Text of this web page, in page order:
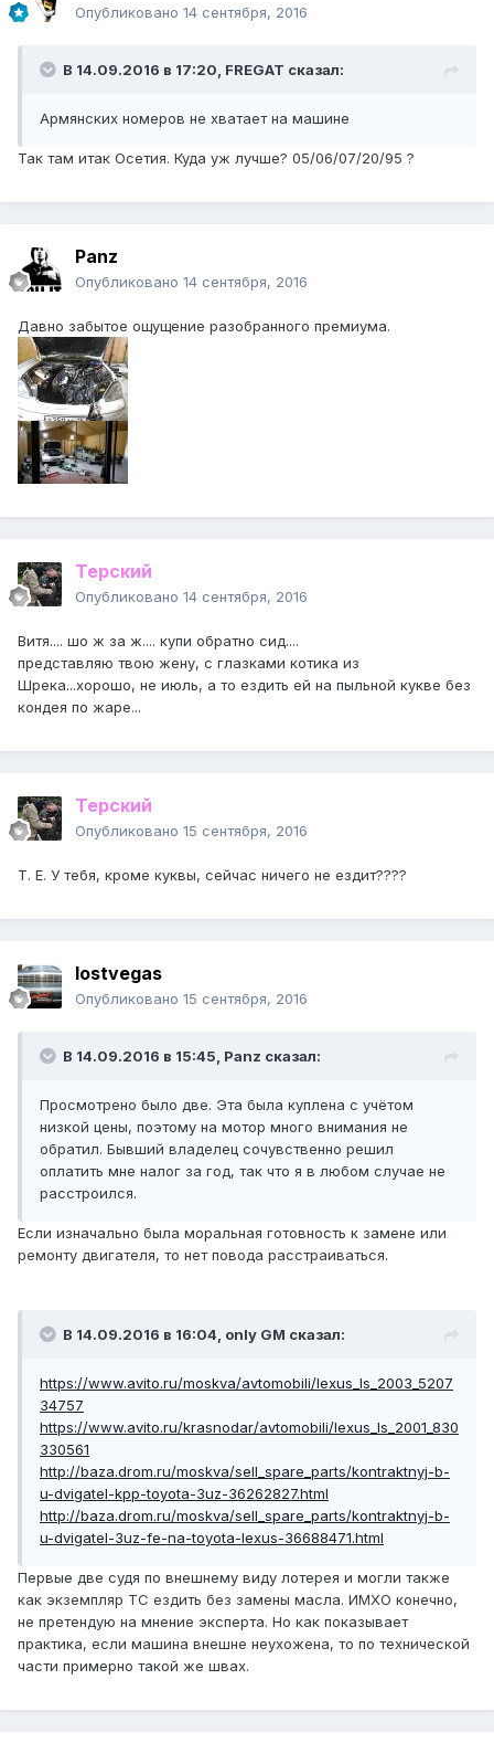
Опубликовано 14 сентября, 2016
В 14.09.2016 в 17:20, FREGAT сказал:
Армянских номеров не хватает на машине
Так там итак Осетия. Куда уж лучше? 05/06/07/20/95 ?
Panz
Опубликовано 14 сентября, 2016
Давно забытое ощущение разобранного премиума.
Терский
Опубликовано 14 сентября, 2016
Витя.... шо ж за ж.... купи обратно сид....
представляю твою жену, с глазками котика из
Шрека...хорошо, не июль, а то ездить ей на пыльной кукве без
кондея по жаре...
Терский
Опубликовано 15 сентября, 2016
Т. Е. У тебя, кроме куквы, сейчас ничего не ездит????
lostvegas
Опубликовано 15 сентября, 2016
В 14.09.2016 в 15:45, Panz сказал:
Просмотрено было две. Эта была куплена с учётом
низкой цены, поэтому на мотор много внимания не
обратил. Бывший владелец сочувственно решил
оплатить мне налог за год, так что я в любом случае не
расстроился.
Если изначально была моральная готовность к замене или
ремонту двигателя, то нет повода расстраиваться.
В 14.09.2016 в 16:04, only GM сказал:
https://www.avito.ru/moskva/avtomobili/lexus_ls_2003_5207
34757
https://www.avito.ru/krasnodar/avtomobili/lexus_ls_2001_830
330561
http://baza.drom.ru/moskva/sell_spare_parts/kontraktnyj-b-
u-dvigatel-kpp-toyota-3uz-36262827.html
http://baza.drom.ru/moskva/sell_spare_parts/kontraktnyj-b-
u-dvigatel-3uz-fe-na-toyota-lexus-36688471.html
Первые две судя по внешнему виду лотерея и могли также
как экземпляр ТС ездить без замены масла. ИМХО конечно,
не претендую на мнение эксперта. Но как показывает
практика, если машина внешне неухожена, то по технической
части примерно такой же швах.